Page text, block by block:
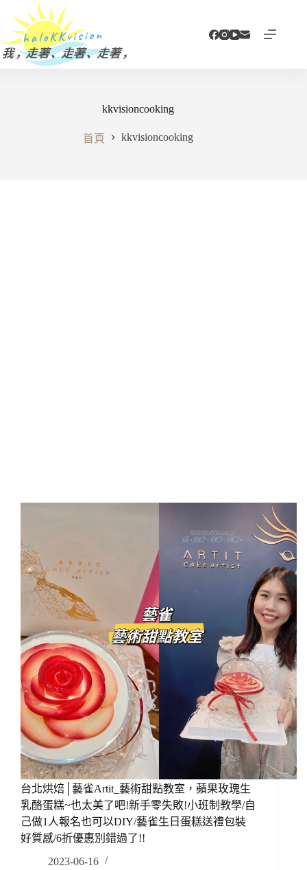
主
要
kkvisioncooking
首頁 kkvisioncooking
台北烘焙│藝雀Artit_藝術甜點教室，蘋果玫瑰生
乳酪蛋糕~也太美了吧!新手零失敗!小班制教學/自
己做1人報名也可以DIY/藝雀生日蛋糕送禮包裝
好質感/6折優惠別錯過了!!
2023-06-16